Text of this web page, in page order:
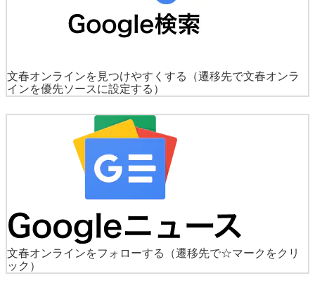
文春オンラインを見つけやすくする
（遷移先で文春オンラ
インを優先ソースに設定する）
文春オンラインをフォローする
（遷移先で☆マークをクリ
ック）